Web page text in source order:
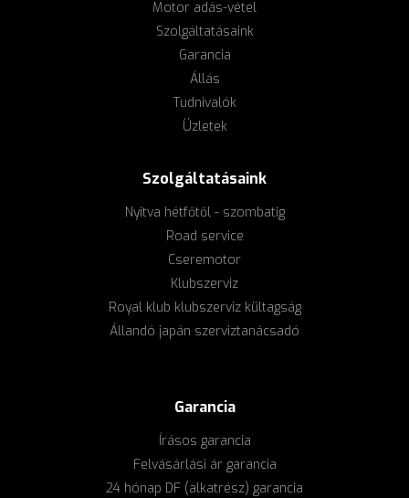
Motor adás-vétel
Szolgáltatásaink
Garancia
Állás
Tudnivalók
Üzletek
Szolgáltatásaink
Nyitva hétfőtől - szombatig
Road service
Cseremotor
Klubszerviz
Royal klub klubszerviz kültagság
Állandó japán szerviztanácsadó
Garancia
Írásos garancia
Felvásárlási ár garancia
24 hónap DF (alkatrész) garancia